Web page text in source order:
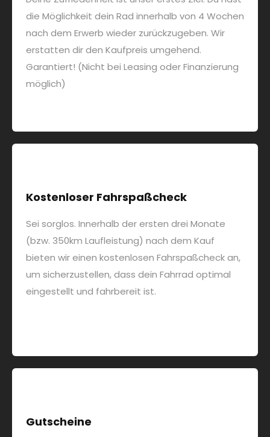
die Möglichkeit dein Rad innerhalb von 4 Wochen
nach dem Erwerb wieder zurückzugeben. Wir
erstatten dir den Kaufpreis umgehend.
Garantiert! (Nicht bei Leasing oder Finanzierung
möglich)
Kostenloser Fahrspaßcheck
Sei sorglos. Innerhalb der ersten drei Monate
(bzw. 350km Laufleistung) nach dem Kauf
bieten wir einen kostenlosen Fahrspaßcheck an,
um sicherzustellen, dass dein Fahrrad optimal
eingestellt und fahrbereit ist.
Gutscheine